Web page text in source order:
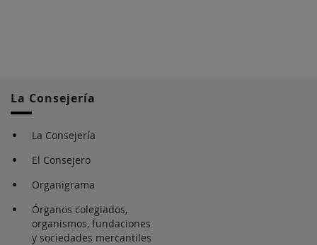
La Consejería
La Consejería
El Consejero
Organigrama
Órganos colegiados,
organismos, fundaciones
y sociedades mercantiles